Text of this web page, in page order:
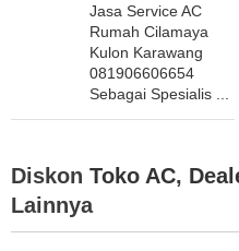
Jasa Service AC
Rumah Cilamaya
Kulon Karawang
081906606654
Sebagai Spesialis ...
Diskon Toko AC,
Lainnya